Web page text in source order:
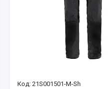
21S001501-M-Sh